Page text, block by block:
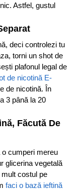
Astfel, gustul
deci controlezi tu
torni un shot de
plafonul legal de
de nicotină E-
de nicotină. În
3 până la 20
Făcută De
o cumperi mereu
glicerina vegetală
costul pe
faci o bază ieftină